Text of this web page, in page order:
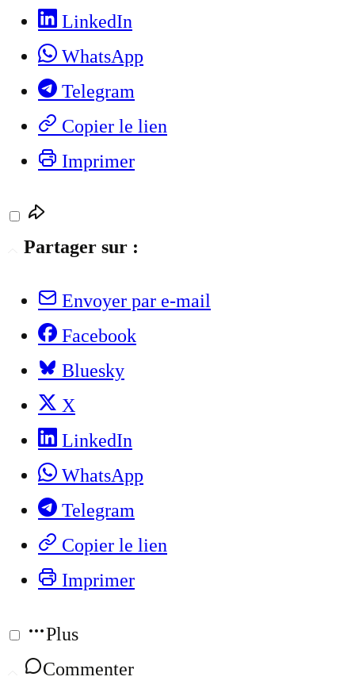
LinkedIn
WhatsApp
Telegram
Copier le lien
Imprimer
Partager sur :
Envoyer par e-mail
Facebook
Bluesky
X
LinkedIn
WhatsApp
Telegram
Copier le lien
Imprimer
Plus
Commenter